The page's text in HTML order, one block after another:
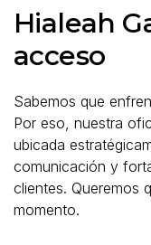
Hialeah
acceso
Sabemos que
Por eso, nuestra
ubicada
comunicación y
clientes. Queremos
momento.